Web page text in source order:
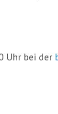
Uhr bei der